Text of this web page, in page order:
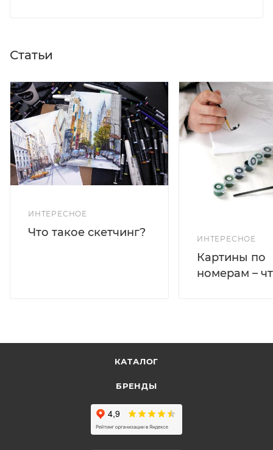
Статьи
ИНТЕРЕСНОЕ
Что такое скетчинг?
ИНТЕРЕСНОЕ
Картины по
номерам –
КАТАЛОГ
БРЕНДЫ